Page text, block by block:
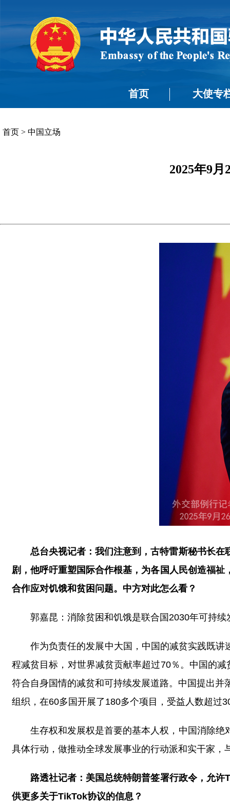
首页 大使专
首页 > 中国立场
2025年9
总台央视记者：我们注意到，古特雷斯秘书长
剧，他呼吁重塑国际合作根基，为各国人民创造福
合作应对饥饿和贫困问题。中方对此怎么看？
郭嘉昆：消除贫困和饥饿是联合国2030年可持
作为负责任的发展中大国，中国的减贫实践既
程减贫目标，对世界减贫贡献率超过70％。中国的
符合自身国情的减贫和可持续发展道路。中国提出
组织，在60多国开展了180多个项目，受益人数超过
生存权和发展权是首要的基本人权，中国消除
具体行动，做推动全球发展事业的行动派和实干家
路透社记者：美国总统特朗普签署行政令，允
供更多关于TikTok协议的信息？